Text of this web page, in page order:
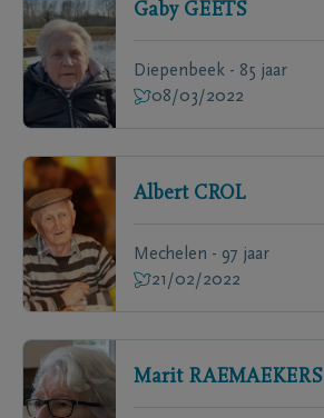
Gaby GEETS
Diepenbeek - 85 jaar
08/03/2022
Albert CROL
Mechelen - 97 jaar
21/02/2022
Marit RAEMAEKERS